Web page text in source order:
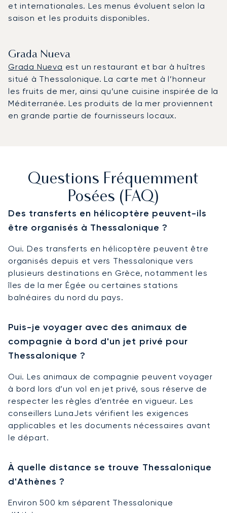
et internationales. Les menus évoluent selon la
saison et les produits disponibles.
Grada Nueva
Grada Nueva est un restaurant et bar à huîtres
situé à Thessalonique. La carte met à l’honneur
les fruits de mer, ainsi qu’une cuisine inspirée de la
Méditerranée. Les produits de la mer proviennent
en grande partie de fournisseurs locaux.
Questions Fréquemment
Posées (FAQ)
Des transferts en hélicoptère peuvent-ils
être organisés à Thessalonique ?
Oui. Des transferts en hélicoptère peuvent être
organisés depuis et vers Thessalonique vers
plusieurs destinations en Grèce, notamment les
îles de la mer Égée ou certaines stations
balnéaires du nord du pays.
Puis-je voyager avec des animaux de
compagnie à bord d'un jet privé pour
Thessalonique ?
Oui. Les animaux de compagnie peuvent voyager
à bord lors d’un vol en jet privé, sous réserve de
respecter les règles d’entrée en vigueur. Les
conseillers LunaJets vérifient les exigences
applicables et les documents nécessaires avant
le départ.
À quelle distance se trouve Thessalonique
d'Athènes ?
Environ 500 km séparent Thessalonique